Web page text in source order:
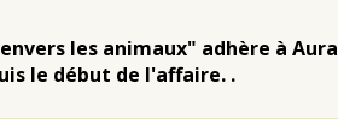
les animaux" adhère à Aura
le début de l'affaire. .